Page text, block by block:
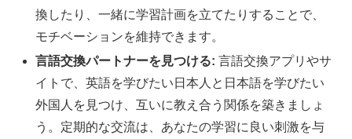
換したり、一緒に学習計画を立てたりすることで、
モチベーションを維持できます。
言語交換パートナーを見つける: 言語交換アプリやサ
イトで、英語を学びたい日本人と日本語を学びたい
外国人を見つけ、互いに教え合う関係を築きましょ
う。定期的な交流は、あなたの学習に良い刺激を与